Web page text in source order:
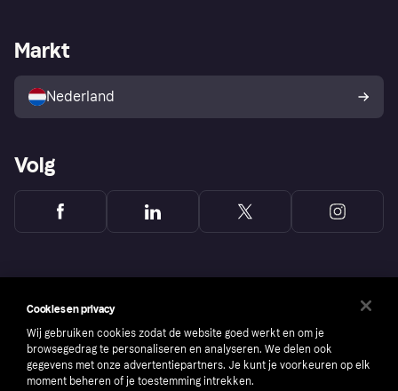
Winkeloverzicht
Kopersbescherming voor
consumenten
Zakelijke login
Markt
Nederland
Volg
Cookies en privacy
Wij gebruiken cookies zodat de website goed werkt en om je
browsegedrag te personaliseren en analyseren. We delen ook
gegevens met onze advertentiepartners. Je kunt je voorkeuren op elk
moment beheren of je toestemming intrekken.